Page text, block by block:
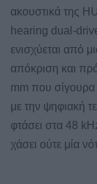
ακουστικά της
hearing dual-
ενισχύεται από
απόκριση και
mm που σίγουρα
με την ψηφιακή
φτάσει στα 48
χάσει ούτε μία